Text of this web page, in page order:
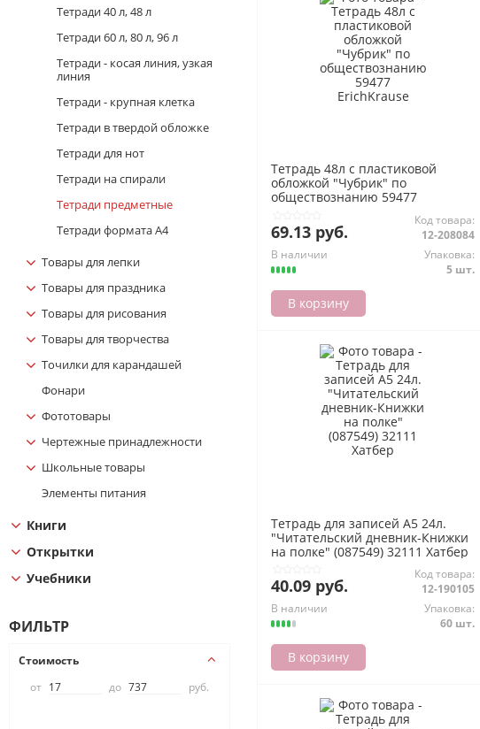
Тетради 40 л, 48 л
Тетради 60 л, 80 л, 96 л
Тетради - косая линия, узкая
линия
Тетради - крупная клетка
Тетради в твердой обложке
Тетради для нот
Тетради на спирали
Тетради предметные
Тетради формата А4
Товары для лепки
Товары для праздника
Товары для рисования
Товары для творчества
Точилки для карандашей
Фонари
Фототовары
Чертежные принадлежности
Школьные товары
Элементы питания
Книги
Открытки
Учебники
ФИЛЬТР
Стоимость
от
до руб.
Тетрадь 48л с пластиковой
обложкой "Чубрик" по
обществознанию 59477
69.13 руб.
Код товара:
12-208084
В наличии
Упаковка:
5 шт.
В корзину
Тетрадь для записей А5 24л.
"Читательский дневник-Книжки
на полке" (087549) 32111 Хатбер
40.09 руб.
Код товара:
12-190105
В наличии
Упаковка:
60 шт.
В корзину